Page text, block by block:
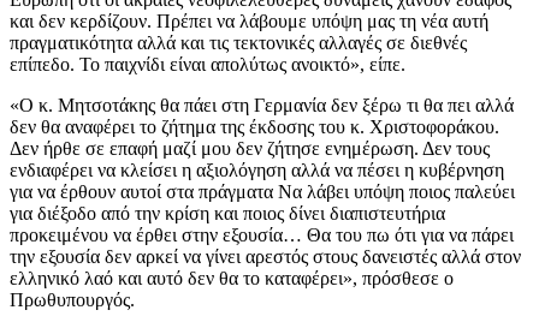
και δεν κερδίζουν. Πρέπει να λάβουμε υπόψη μας τη νέα αυτή
πραγματικότητα αλλά και τις τεκτονικές αλλαγές σε διεθνές
επίπεδο. Το παιχνίδι είναι απολύτως ανοικτό», είπε.
«Ο κ. Μητσοτάκης θα πάει στη Γερμανία δεν ξέρω τι θα πει αλλά
δεν θα αναφέρει το ζήτημα της έκδοσης του κ. Χριστοφοράκου.
Δεν ήρθε σε επαφή μαζί μου δεν ζήτησε ενημέρωση. Δεν τους
ενδιαφέρει να κλείσει η αξιολόγηση αλλά να πέσει η κυβέρνηση
για να έρθουν αυτοί στα πράγματα Να λάβει υπόψη ποιος παλεύει
για διέξοδο από την κρίση και ποιος δίνει διαπιστευτήρια
προκειμένου να έρθει στην εξουσία… Θα του πω ότι για να πάρει
την εξουσία δεν αρκεί να γίνει αρεστός στους δανειστές αλλά στον
ελληνικό λαό και αυτό δεν θα το καταφέρει», πρόσθεσε ο
Πρωθυπουργός.